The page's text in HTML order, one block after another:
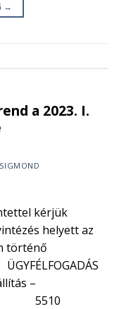
→
a 2023. I.
kérjük
helyett az
történő
–
5510